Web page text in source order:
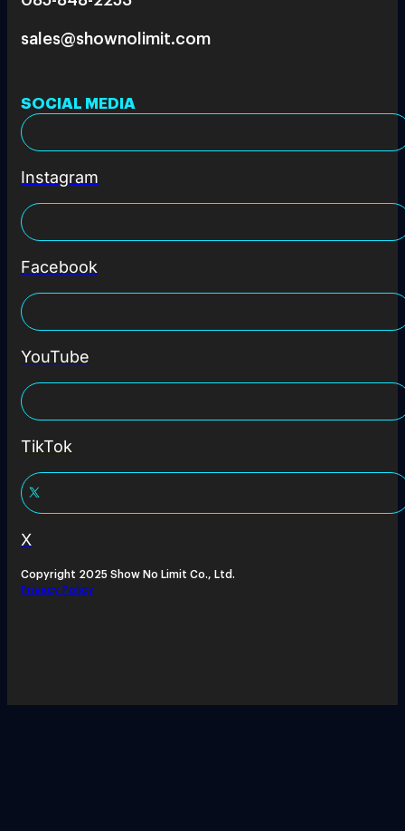
sales@shownolimit.com
SOCIAL MEDIA
Instagram
Facebook
YouTube
TikTok
X
Copyright 2025 Show No Limit Co., Ltd.
Privacy Policy